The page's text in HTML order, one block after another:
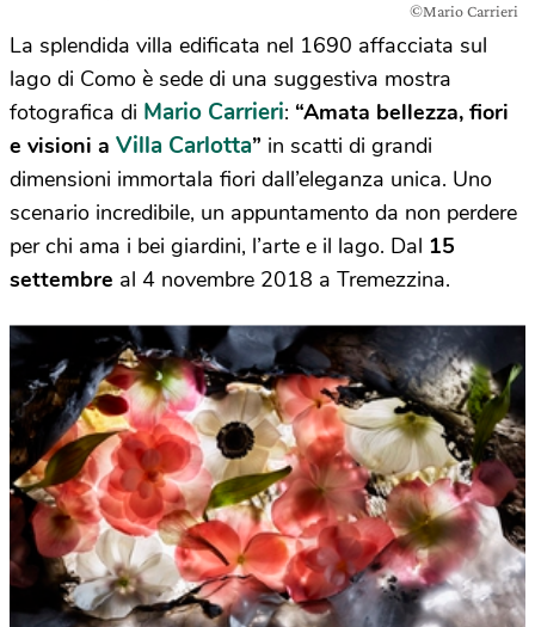
©Mario Carrieri
La splendida villa edificata nel 1690 affacciata sul
lago di Como è sede di una suggestiva mostra
fotografica di Mario Carrieri: “Amata bellezza, fiori
e visioni a Villa Carlotta” in scatti di grandi
dimensioni immortala fiori dall’eleganza unica. Uno
scenario incredibile, un appuntamento da non perdere
per chi ama i bei giardini, l’arte e il lago. Dal 15
settembre al 4 novembre 2018 a Tremezzina.